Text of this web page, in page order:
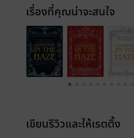
เรื่องที่คุณน่าจะสนใจ
เขียนรีวิวและให้เรตติ้ง